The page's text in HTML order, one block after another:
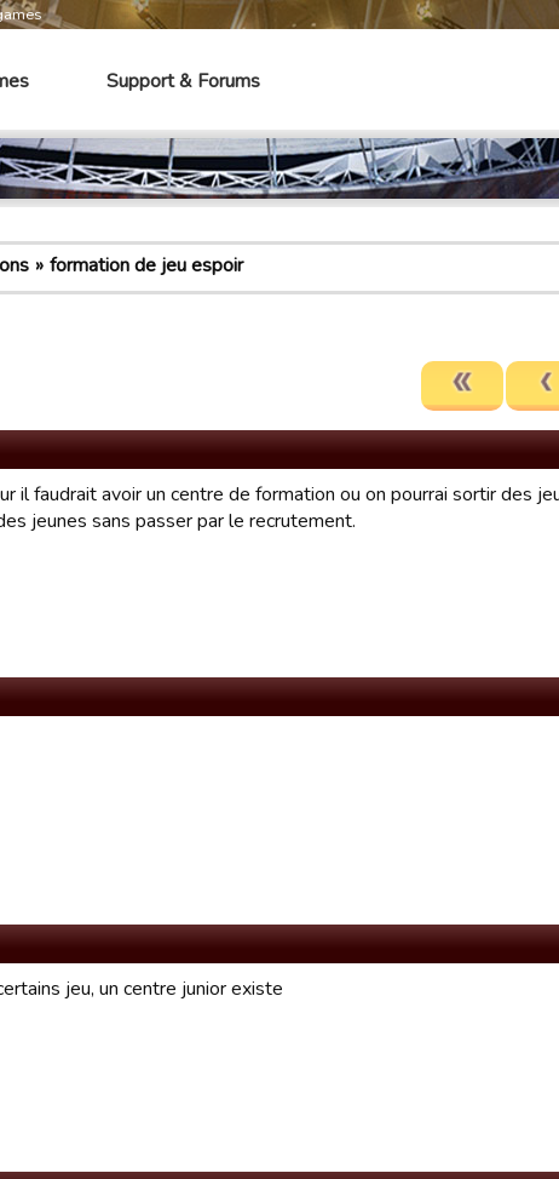
Support & Forums
formation de jeu espoir
il faudrait avoir un centre de formation ou on pourrai sortir des
jeunes sans passer par le recrutement.
jeu, un centre junior existe